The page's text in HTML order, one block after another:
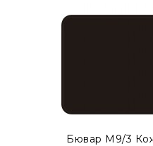
модификации в
Бювар М9/3